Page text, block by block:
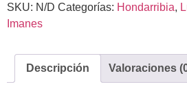
SKU: N/D Categorías: Hondarribia,
Imanes
Descripción Valoraciones